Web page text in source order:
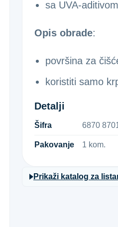
sa UVA-aditivom
Opis obrade:
površina za
koristiti samo
Detalji
Šifra 6​8​7​0​
Pakovanje 1 kom.
Prikaži katalog za